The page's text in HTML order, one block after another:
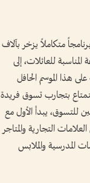
برنامجاً متكاملاً يزخر بآلاف
للعائلات، إلى
هذا الموسم الحافل
بتجارب تسوق فريدة
للتسوق، يبدأ الأول مع
تصل إلى 90 % على العديد من العلامات التجارية والمتاجر
المدرسية والملابس